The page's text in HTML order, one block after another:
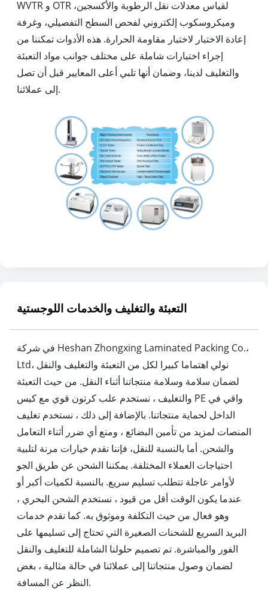
WVTR و OTR لقياس معدلات نقل الرطوبة والأكسجين،
وميكروسكوب إلكتروني لفحص السطح التفصيلي، وغرفة
إعادة الاختبار لاختبار مقاومة الحرارة. هذه الأدوات تمكننا من
إجراء اختبارات شاملة على مختلف جوانب مواد التعبئة
والتغليف لدينا، وضمان أنها تلبي أعلى المعايير قبل أن تصل
إلى عملائنا.
التعبئة والتغليف والخدمات اللوجستية
في شركة Heshan Zhongxing Laminated Packing Co.،
Ltd، نولي اهتماما كبيرا لكل من التعبئة والتغليف والنقل
لضمان سلامة وسلامة منتجاتنا أثناء النقل. من حيث التعبئة
والتغليف ، نستخدم علب كرتون قوي مع كيس PE واقي في
الداخل لحماية منتجاتنا. بالإضافة إلى ذلك ، نستخدم تغليف
المنصات لمزيد من تأمين البضائع ، ومنع أي ضرر أثناء التعامل
والشحن. أما بالنسبة للنقل، فإننا نقدم خيارات مرنة لتلبية
احتياجات العملاء المختلفة. يمكننا الشحن عن طريق الجو
لأوامر عاجلة تتطلب تسليم سريع. بالنسبة لكميات أكبر أو
عندما يكون الوقت أقل من قيود ، نستخدم الشحن البحري ،
وهو فعال من حيث التكلفة وموثوق به. كما نقدم خدمات
البريد السريع للشحنات الصغيرة التي تحتاج إلى تسليمها على
الفور والمباشرة. تم تصميم حلولنا الشاملة للتغليف والنقل
لضمان وصول منتجاتنا إلى عملائنا في حالة مثالية ، بغض
النظر عن المسافة.